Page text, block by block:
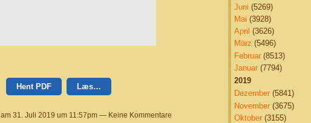
Hent PDF
Læs…
am 31. Juli 2019 um 11:57pm — Keine Kommentare
Juni (5269)
Mai (3928)
April (3626)
März (5496)
Februar(8513)
Januar(7794)
2019
Dezember(5841)
November(3675)
Oktober(3155)